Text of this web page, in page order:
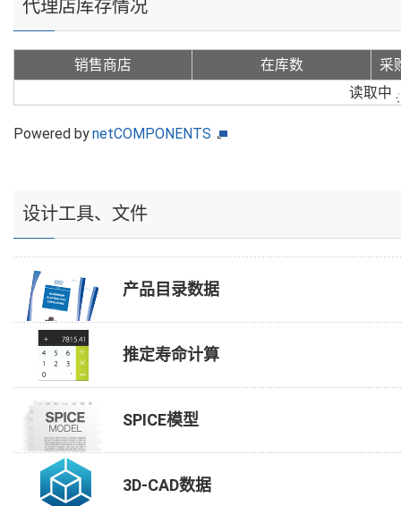
代理店库存情况
销售商店 在库数
采
读取中
Powered bynetCOMPONENTS
设计工具、文件
产品目录数据
推定寿命计算
SPICE模型
3D-CAD数据